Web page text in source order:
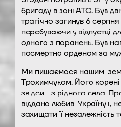
бригаду в зоні АТО. Був
трагічно загинув 6
перебуваючи у відпустці
одного з поранень. Був
посмертно орденом за
Ми пишаємося нашим
Трохимчуком. Його корені
звідси, з рідного села.
віддано любив Україну і,
захищати її незалежність